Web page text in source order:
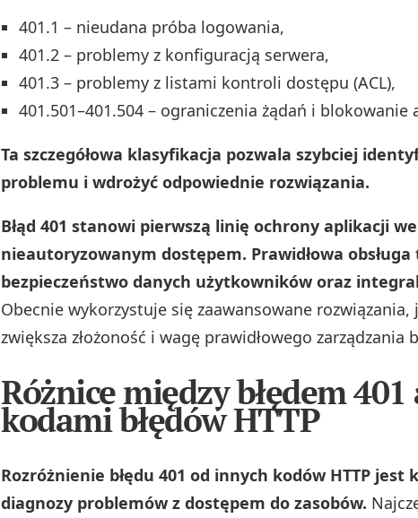
401.1 – nieudana próba logowania,
401.2 – problemy z konfiguracją serwera,
401.3 – problemy z listami kontroli dostępu (ACL),
401.501–401.504 – ograniczenia żądań i blokowanie
Ta szczegółowa klasyfikacja pozwala szybciej
problemu i wdrożyć odpowiednie rozwiązania.
Błąd 401 stanowi pierwszą linię ochrony aplikacji
nieautoryzowanym dostępem. Prawidłowa
bezpieczeństwo danych użytkowników oraz
Obecnie wykorzystuje się zaawansowane rozwiązania,
zwiększa złożoność i wagę prawidłowego zarządzania
Różnice między błędem
kodami błędów HTTP
Rozróżnienie błędu 401 od innych kodów HTTP jest
diagnozy problemów z dostępem do zasobów.